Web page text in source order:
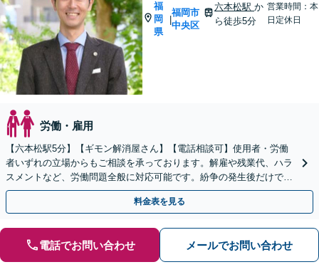
福
岡
県
|
福岡市
中央区
六本松駅か
ら徒歩5分
営業時間：本
日定休日
労働・雇用
【六本松駅5分】【ギモン解消屋さん】【電話相談可】使用者・労働
者いずれの立場からもご相談を承っております。解雇や残業代、ハラ
スメントなど、労働問題全般に対応可能です。紛争の発生後だけでな
く、予防法務にも注力しています。ぜひご相談ください。
料金表を見る
電話でお問い合わせ メールでお問い合わせ